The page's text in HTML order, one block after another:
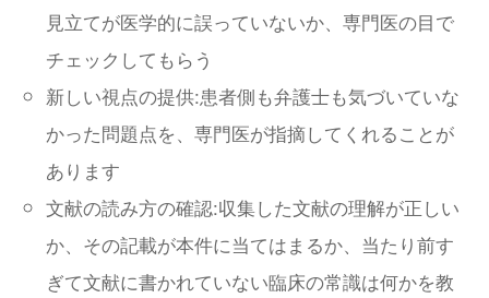
見立てが医学的に誤っていないか、専門医の目で
チェックしてもらう
新しい視点の提供:患者側も弁護士も気づいていな
かった問題点を、専門医が指摘してくれることが
あります
文献の読み方の確認:収集した文献の理解が正しい
か、その記載が本件に当てはまるか、当たり前す
ぎて文献に書かれていない臨床の常識は何かを教